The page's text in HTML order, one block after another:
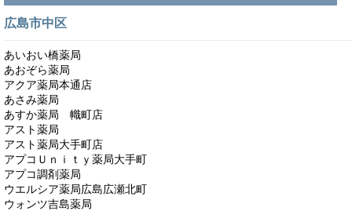
広島市中区
あいおい橋薬局
あおぞら薬局
アクア薬局本通店
あさみ薬局
あすか薬局 幟町店
アスト薬局
アスト薬局大手町店
アプコＵｎｉｔｙ薬局大手町
アプコ調剤薬局
ウエルシア薬局広島広瀬北町
ウォンツ吉島薬局